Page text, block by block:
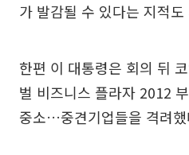
가 발감될 수 있다는 지적도
한편 이 대통령은 회의 뒤
벌 비즈니스 플라자 2012
중소…중견기업들을 격려